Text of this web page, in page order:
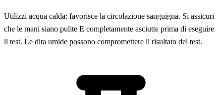
Utilizzi acqua calda: favorisce la circolazione sanguigna. Si assicuri
che le mani siano pulite E completamente asciutte prima di eseguire
il test. Le dita umide possono compromettere il risultato del test.